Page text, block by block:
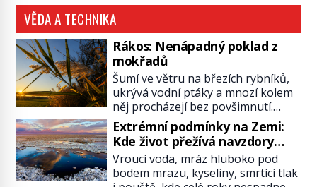
VĚDA A TECHNIKA
Rákos: Nenápadný poklad z
mokřadů
Šumí ve větru na březích rybníků,
ukrývá vodní ptáky a mnozí kolem
něj procházejí bez povšimnutí.
Přesto právě rákos pomáhal stavět
domy, vyrábět lodě, zapisovat první
texty a inspiroval řadu pověstí.
Tato skromná, ale užitečná
rostlina provází člověka už tisíce
Extrémní podmínky na Zemi:
Kde život přežívá navzdory
všemu
Vroucí voda, mráz hluboko pod
bodem mrazu, kyseliny, smrtící tlak